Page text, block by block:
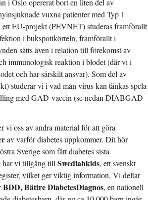
vuxna patienter med Typ 1
ett EU-projekt (PEVNET) studeras framförallt
i bukspottkörteln, framförallt i
sätts även i relation till förekomst av
immunologisk reaktion i blodet (där vi i
och har särskilt ansvar). Som del av
studerar vi i vad mån virus kan tänkas spela
med GAD-vaccin (se nedan DIABGAD-
vi oss av andra material för att göra
av varför diabetes uppkommer. Dit hör
Sverige som fått diabetes sista
har vi tillgång till Swediabkids, ett svenskt
vilket ger viktig information. Vi deltar
Bättre DiabetesDiagnos, en nationell